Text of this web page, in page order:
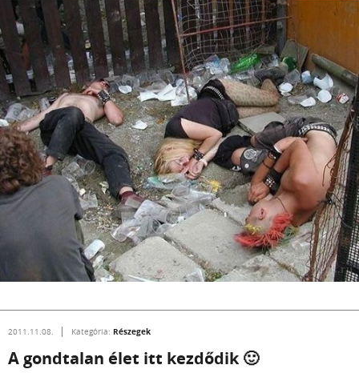
2011.11.08. Kategória: Részegek
A gondtalan élet itt kezdődik 🙂